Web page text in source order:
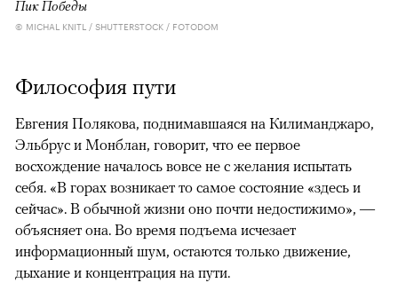
Пик Победы
© MICHAL KNITL / SHUTTERSTOCK / FOTODOM
Философия пути
Евгения Полякова, поднимавшаяся на Килиманджаро,
Эльбрус и Монблан, говорит, что ее первое
восхождение началось вовсе не с желания испытать
себя. «В горах возникает то самое состояние «здесь и
сейчас». В обычной жизни оно почти недостижимо», —
объясняет она. Во время подъема исчезает
информационный шум, остаются только движение,
дыхание и концентрация на пути.